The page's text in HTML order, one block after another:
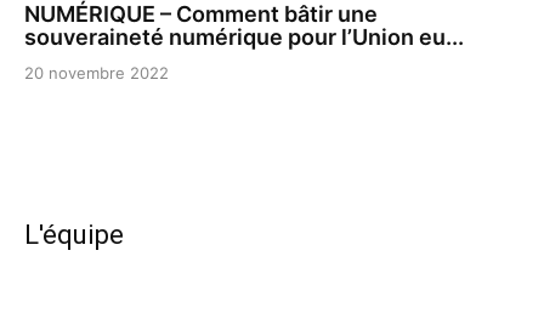
NUMÉRIQUE – Comment bâtir une
souveraineté numérique pour l’Union eu...
20 novembre 2022
L'équipe